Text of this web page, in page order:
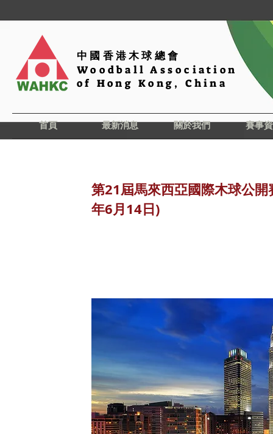
中國香港木球總會
Woodball Association
of Hong Kong, China
第21屆馬來西亞國際木球公
年6月14日)
首頁 最新消息 關於我們 賽事